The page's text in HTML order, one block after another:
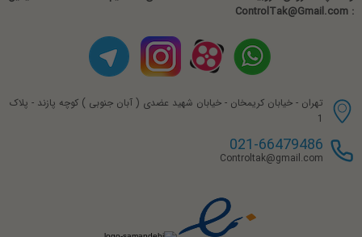
: ControlTak@Gmail.com
تهران - خیابان کریمخان - خیابان شهید عضدی ( آبان جنوبی ) کوچه پازند - پلاک
1
021-66479486
Controltak@gmail.com